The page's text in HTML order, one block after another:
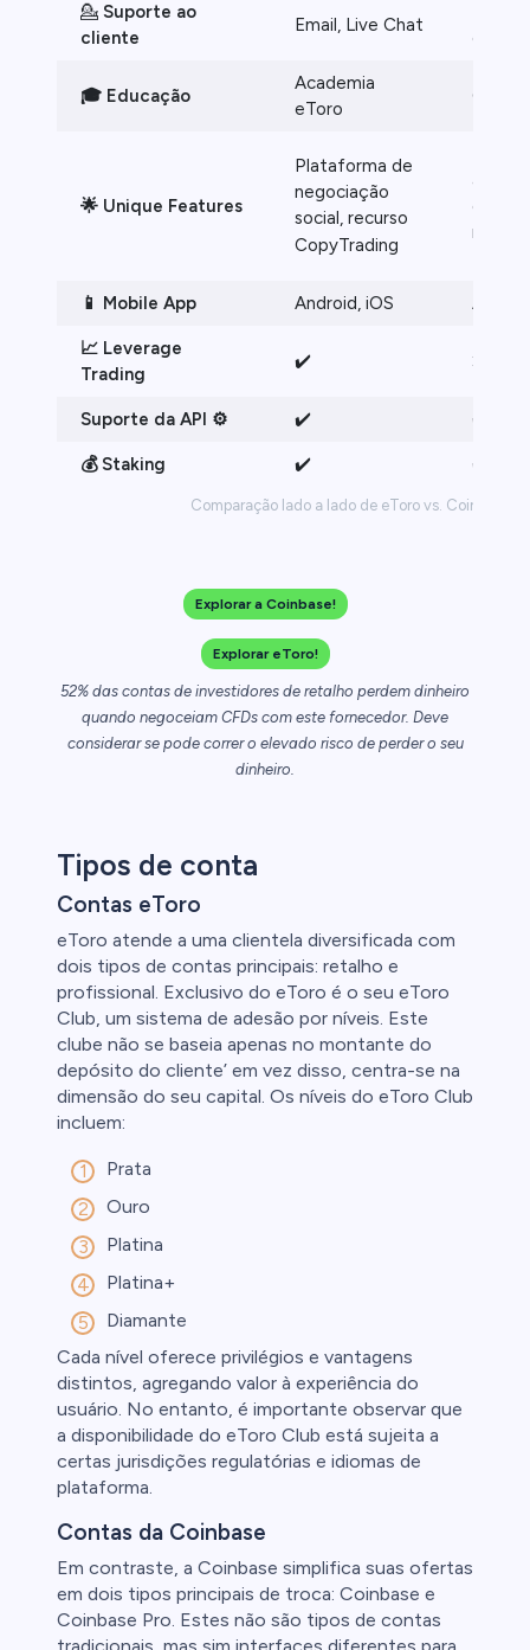
Comparação lado a lado de eToro vs. Coinbase
💁 Suporte ao
cliente
Email, Live Chat
chat
🎓 Educação
Academia
eToro
🌟 Unique Features
Plataforma de
negociação
social, recurso
CopyTrading
📱 Mobile App Android, iOS
📈 Leverage
Trading
✔️ ❌
Suporte da API ⚙️ ✔️ ✔️
💰 Staking ✔️ ✔️
Explorar a Coinbase!
Explorar eToro!
52% das contas de investidores de retalho perdem dinheiro
quando negoceiam CFDs com este fornecedor. Deve
considerar se pode correr o elevado risco de perder o seu
dinheiro.
Tipos de conta
Contas eToro
eToro atende a uma clientela diversificada com
dois tipos de contas principais: retalho e
profissional. Exclusivo do eToro é o seu eToro
Club, um sistema de adesão por níveis. Este
clube não se baseia apenas no montante do
depósito do cliente’ em vez disso, centra-se na
dimensão do seu capital. Os níveis do eToro Club
incluem:
Prata
Ouro
Platina
Platina+
Diamante
Cada nível oferece privilégios e vantagens
distintos, agregando valor à experiência do
usuário. No entanto, é importante observar que
a disponibilidade do eToro Club está sujeita a
certas jurisdições regulatórias e idiomas de
plataforma.
Contas da Coinbase
Em contraste, a Coinbase simplifica suas ofertas
em dois tipos principais de troca: Coinbase e
Coinbase Pro. Estes não são tipos de contas